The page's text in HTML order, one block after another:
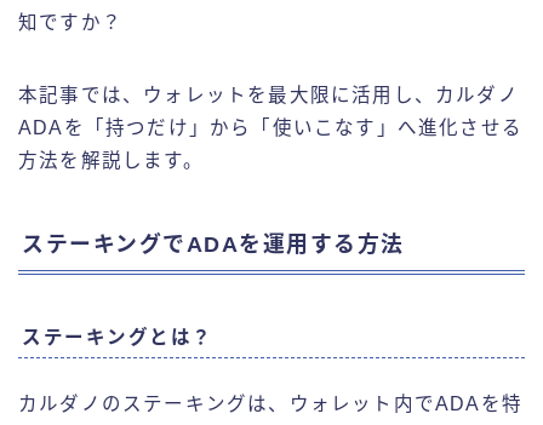
知ですか？
本記事では、ウォレットを最大限に活用し、カルダノ
ADAを「持つだけ」から「使いこなす」へ進化させる
方法を解説します。
ステーキングでADAを運用する方法
ステーキングとは？
カルダノのステーキングは、ウォレット内でADAを特